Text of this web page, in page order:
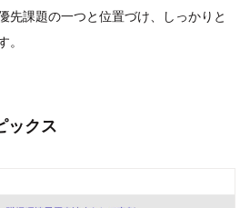
先課題の一つと位置づけ、しっかりと
。
ックス